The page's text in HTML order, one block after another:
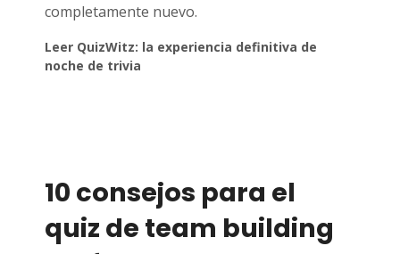
completamente nuevo.
Leer QuizWitz: la experiencia definitiva de
noche de trivia
10 consejos para el
quiz de team building